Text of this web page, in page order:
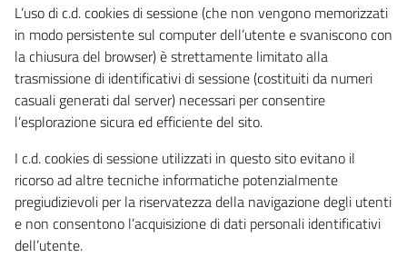
L’uso di c.d. cookies di sessione (che non vengono memorizzati
in modo persistente sul computer dell’utente e svaniscono con
la chiusura del browser) è strettamente limitato alla
trasmissione di identificativi di sessione (costituiti da numeri
casuali generati dal server) necessari per consentire
l’esplorazione sicura ed efficiente del sito.
I c.d. cookies di sessione utilizzati in questo sito evitano il
ricorso ad altre tecniche informatiche potenzialmente
pregiudizievoli per la riservatezza della navigazione degli utenti
e non consentono l’acquisizione di dati personali identificativi
dell’utente.